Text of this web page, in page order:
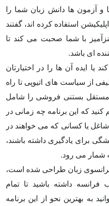
آزمون ها دانش زبان شما را
استفاده کرده اند، گفتند
با شما صحبت می کند تا
ای باشد.
ایده آن ها را در اختیارتان
از سیاست های اتیوپی تا راه
مستقل بستنی فروشی را شامل
که این برنامه چه زمانی در
شاغل یا کسانی که می خواهند در
برای یادگیری داشته باشند،
شمار می رود.
فرانسوی زبان طراحی شده است،
داشته باشید تا تمام
به بهترین نحو از این برنامه